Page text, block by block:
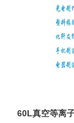
60L真空等离